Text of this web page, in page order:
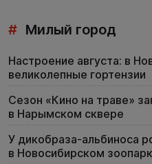
# Милый город
Настроение августа: в
великолепные гортензии
Сезон «Кино на траве»
в Нарымском сквере
У дикобраза-альбиноса
в Новосибирском